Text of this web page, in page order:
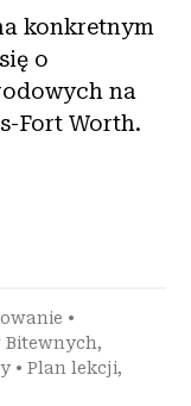
konkretnym
o
na
Fort Worth.
•
Bitewnych,
• Plan lekcji,